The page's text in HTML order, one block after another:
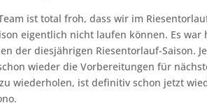
ist total froh, dass wir im
eigentlich nicht laufen können. Es
der diesjährigen Riesentorlauf-Saison.
wieder die Vorbereitungen für
wiederholen, ist definitiv schon jetzt